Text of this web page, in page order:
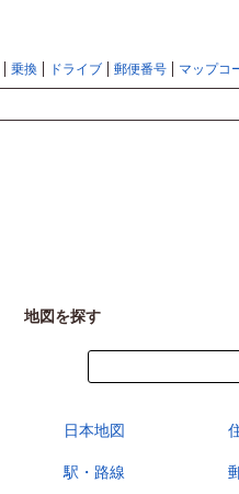
乗換 ドライブ 郵便番号 マップコ
地図を探す
日本地図
駅・路線